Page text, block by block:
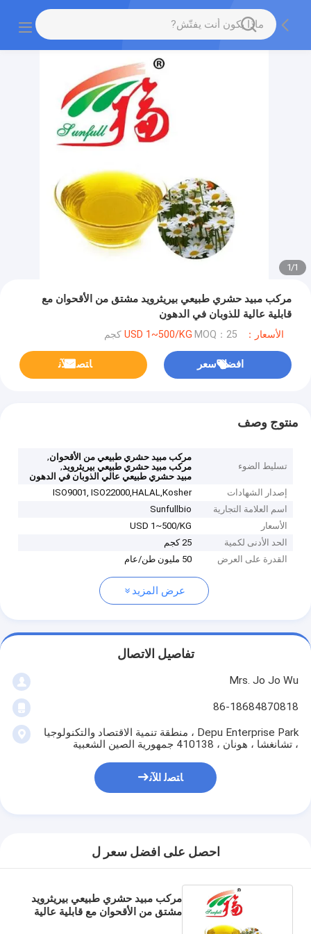
1
/
1
مركب مبيد حشري طبيعي بيريثرويد مشتق من الأقحوان مع
قابلية عالية للذوبان في الدهون
الأسعار：USD 1~500/KG MOQ：25 كجم
افضل سعر ﺎﺘﺼﻟ ﺍﻶﻧ
منتوج وصف
تسليط الضوء
مركب مبيد حشري طبيعي من الأقحوان,
مركب مبيد حشري طبيعي بيريثرويد,
مبيد حشري طبيعي عالي الذوبان في الدهون
إصدار الشهادات
ISO9001, ISO22000,HALAL,Kosher
اسم العلامة التجارية
Sunfullbio
الأسعار
USD 1~500/KG
الحد الأدنى لكمية
25 كجم
القدرة على العرض
50 مليون طن/عام
عرض المزيد
تفاصيل الاتصال
Mrs. Jo Jo Wu
86-18684870818
Depu Enterprise Park ، منطقة تنمية الاقتصاد والتكنولوجيا
، تشانغشا ، هونان ، 410138 جمهورية الصين الشعبية
ﺎﺘﺼﻟ ﺍﻶﻧ
احصل على افضل سعر ل
مركب مبيد حشري طبيعي بيريثرويد
مشتق من الأقحوان مع قابلية عالية